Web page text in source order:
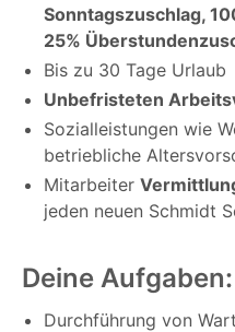
Sonntagszuschlag,
25%
Bis zu 30 Tage Urlaub
Unbefristeten
Sozialleistungen wie
betriebliche
Mitarbeiter
jeden neuen Schmidt
Deine Aufgaben:
Durchführung von